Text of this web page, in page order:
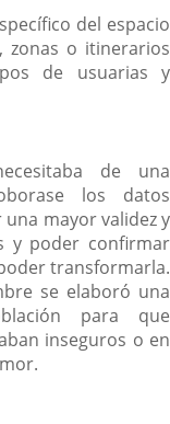
del espacio
zonas o itinerarios
de usuarias y
de una
los datos
mayor validez y
y poder confirmar
transformarla.
se elaboró una
para que
inseguros o en